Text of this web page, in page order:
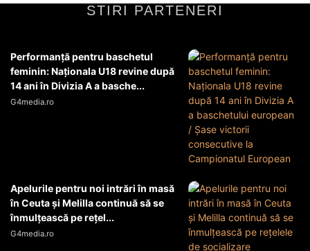
STIRI PARTENERI
Performanță pentru baschetul
feminin: Naționala U18 revine după
14 ani în Divizia A a basche...
G4media.ro
Apelurile pentru noi intrări în masă
în Ceuta şi Melilla continuă să se
înmulţească pe reţel...
G4media.ro